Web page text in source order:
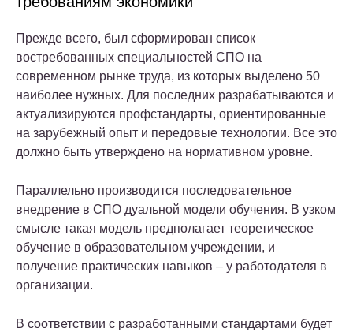
Прежде всего, был сформирован список
востребованных специальностей СПО на
современном рынке труда, из которых выделено 50
наиболее нужных. Для последних разрабатываются и
актуализируются профстандарты, ориентированные
на зарубежный опыт и передовые технологии. Все это
должно быть утверждено на нормативном уровне.
Параллельно производится последовательное
внедрение в СПО дуальной модели обучения. В узком
смысле такая модель предполагает теоретическое
обучение в образовательном учреждении, и
получение практических навыков – у работодателя в
организации.
В соответствии с разработанными стандартами будет